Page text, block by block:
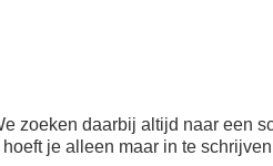
zoeken daarbij altijd naar een
je alleen maar in te